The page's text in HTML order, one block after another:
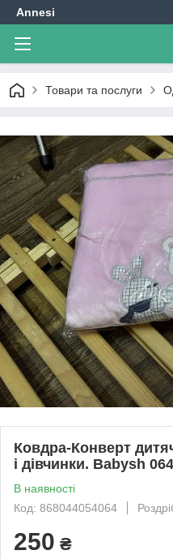
Annesi
Товари та послуги
Ковдра-Конверт
і дівчинки. Babysh 064
В наявності
Код: 868044054064
250 ₴